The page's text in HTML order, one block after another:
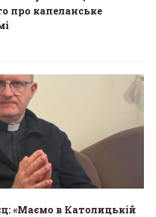
про капеланське
«Маємо в Католицькій